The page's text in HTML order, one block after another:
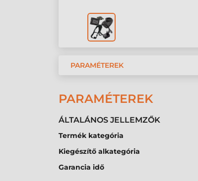
PARAMÉTEREK
PARAMÉTEREK
ÁLTALÁNOS JELLEMZŐK
Termék kategória
Kiegészítő alkategória
Garancia idő